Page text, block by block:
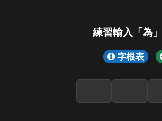
練習輸入「為
字根表